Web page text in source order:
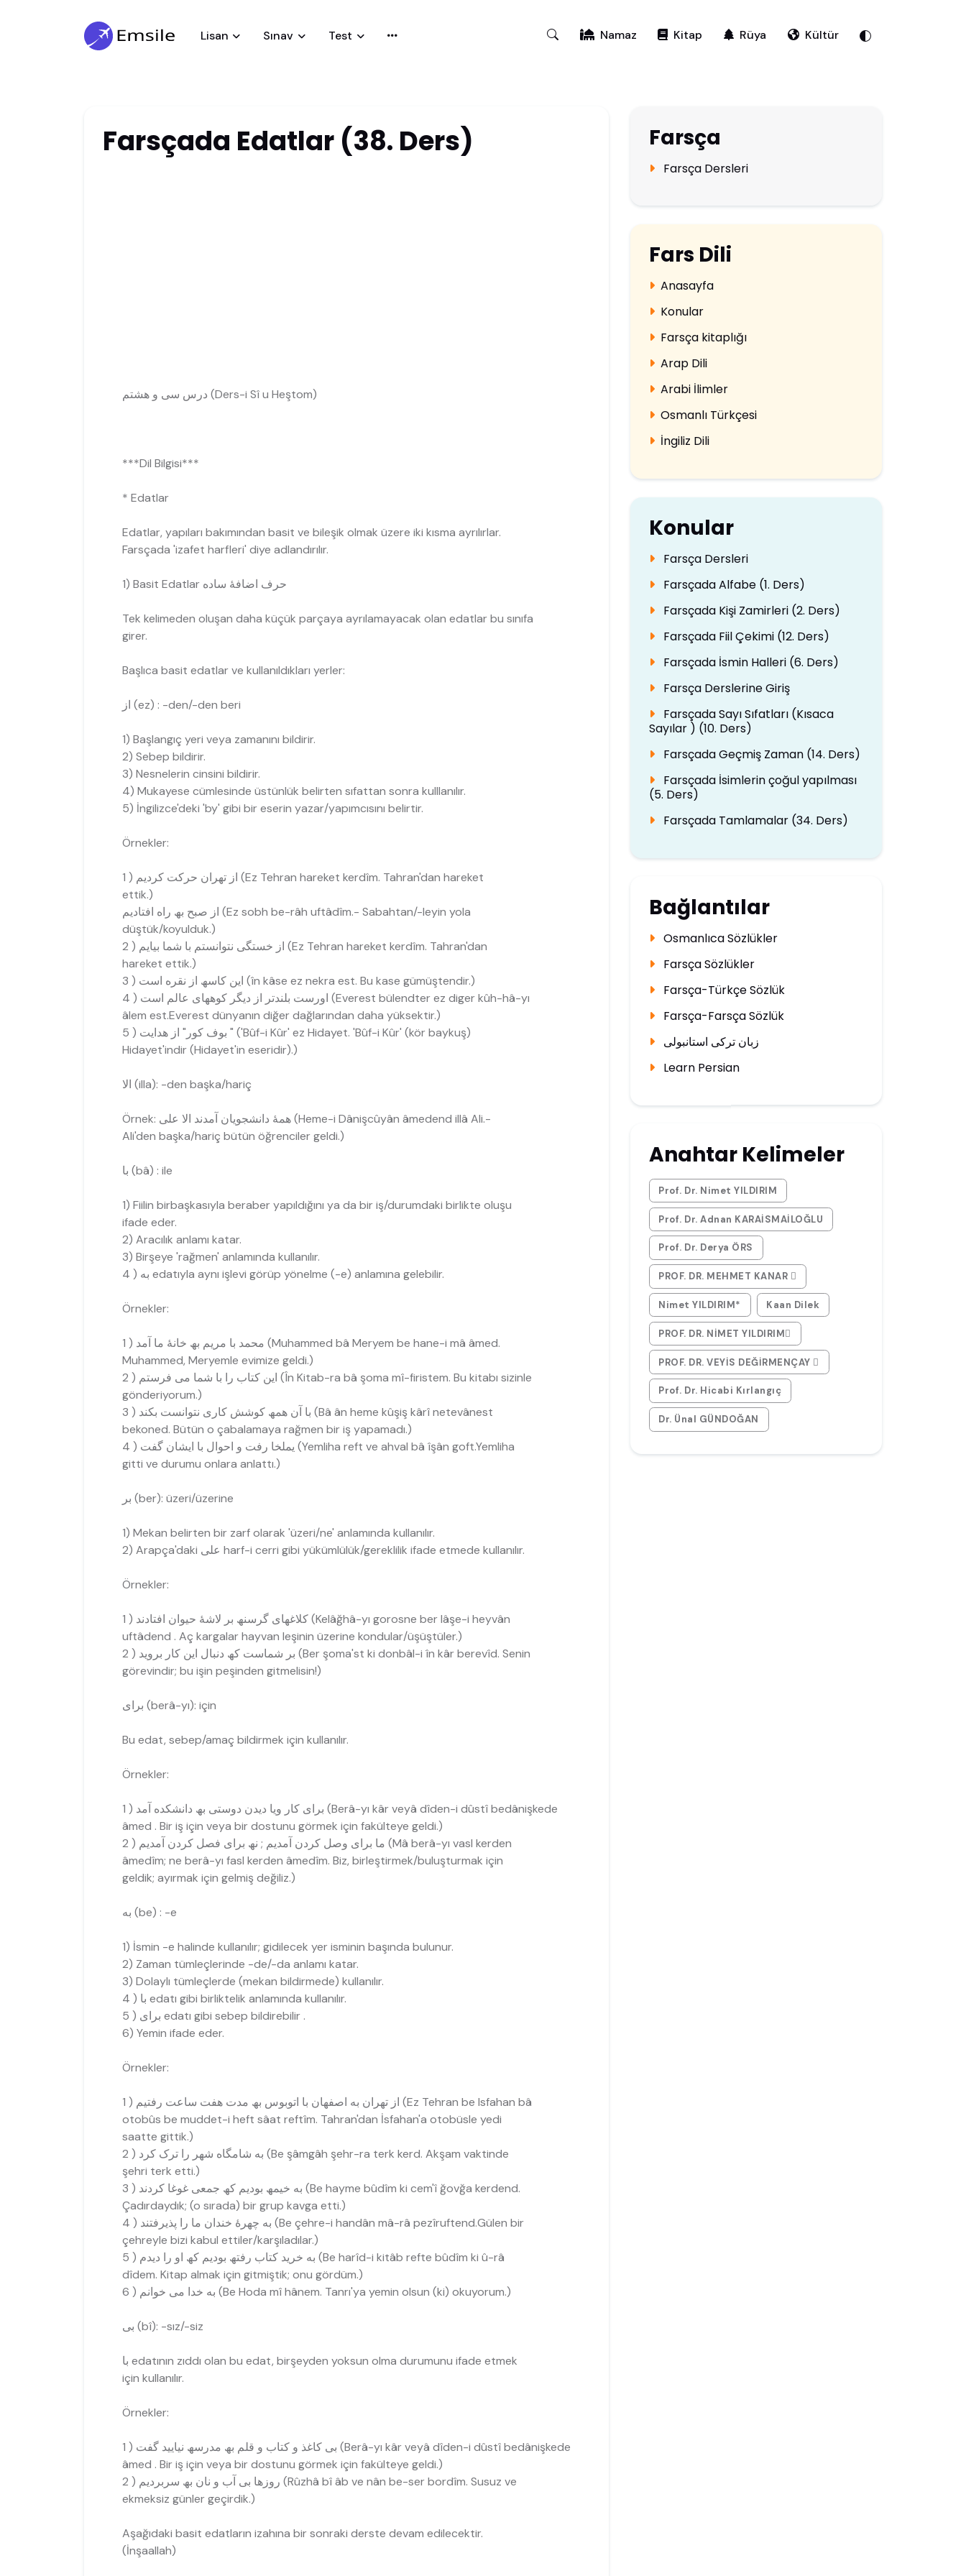
Lisan Sınav Test Namaz Kitap Rüya Kültür
Farsçada Edatlar (38. Ders)
درس سی و ھشتم (Ders-i Sî u Heştom)
***Dil Bilgisi***
* Edatlar
Edatlar, yapıları bakımından basit ve bileşik olmak üzere iki kısma ayrılırlar.
Farsçada 'izafet harfleri' diye adlandırılır.
1) Basit Edatlar حرف اضافۀ ساده
Tek kelimeden oluşan daha küçük parçaya ayrılamayacak olan edatlar bu sınıfa
girer.
Başlıca basit edatlar ve kullanıldıkları yerler:
از (ez) : -den/-den beri
1) Başlangıç yeri veya zamanını bildirir.
2) Sebep bildirir.
3) Nesnelerin cinsini bildirir.
4) Mukayese cümlesinde üstünlük belirten sıfattan sonra kulllanılır.
5) İngilizce'deki 'by' gibi bir eserin yazar/yapımcısını belirtir.
Örnekler:
از تھران حرکت کردیم ( 1 (Ez Tehran hareket kerdîm. Tahran'dan hareket
ettik.)
از صبح بھ راه افتادیم (Ez sobh be-râh uftâdîm.- Sabahtan/-leyin yola
düştük/koyulduk.)
از خستگی نتوانستم با شما بیایم ( 2 (Ez Tehran hareket kerdîm. Tahran'dan
hareket ettik.)
این کاسھ از نقره است ( 3 (în kâse ez nekra est. Bu kase gümüştendir.)
اورست بلندتر از دیگر کوھھای عالم است ( 4 (Everest bülendter ez diger kûh-hâ-yı
âlem est.Everest dünyanın diğer dağlarından daha yüksektir.)
بوف کور" از ھدایت ( 5 " ('Bûf-i Kûr' ez Hidayet. 'Bûf-i Kûr' (kör baykuş)
Hidayet'indir (Hidayet'in eseridir).)
الا (illa): -den başka/hariç
Örnek: ھمۀ دانشجویان آمدند الا علی (Heme-i Dânişcûyân âmedend illâ Ali.-
Ali'den başka/hariç bütün öğrenciler geldi.)
با (bâ) : ile
1) Fiilin birbaşkasıyla beraber yapıldığını ya da bir iş/durumdaki birlikte oluşu
ifade eder.
2) Aracılık anlamı katar.
3) Birşeye 'rağmen' anlamında kullanılır.
به ( 4 edatıyla aynı işlevi görüp yönelme (-e) anlamına gelebilir.
Örnekler:
محمد با مریم بھ خانۀ ما آمد ( 1 (Muhammed bâ Meryem be hane-i mâ âmed.
Muhammed, Meryemle evimize geldi.)
این کتاب را با شما می فرستم ( 2 (În Kitab-ra bâ şoma mî-firistem. Bu kitabı sizinle
gönderiyorum.)
با آن ھمھ کوشش کاری نتوانست بکند ( 3 (Bâ ân heme kûşiş kârî netevânest
bekoned. Bütün o çabalamaya rağmen bir iş yapamadı.)
یملخا رفت و احوال با ایشان گفت ( 4 (Yemliha reft ve ahval bâ îşân goft.Yemliha
gitti ve durumu onlara anlattı.)
بر (ber): üzeri/üzerine
1) Mekan belirten bir zarf olarak 'üzeri/ne' anlamında kullanılır.
2) Arapça'daki علی harf-i cerri gibi yükümlülük/gereklilik ifade etmede kullanılır.
Örnekler:
کلاغھای گرسنھ بر لاشۀ حیوان افتادند ( 1 (Kelâğhâ-yı gorosne ber lâşe-i heyvân
uftâdend . Aç kargalar hayvan leşinin üzerine kondular/üşüştüler.)
بر شماست کھ دنبال این کار بروید ( 2 (Ber şoma'st ki donbâl-i în kâr berevîd. Senin
görevindir; bu işin peşinden gitmelisin!)
برای (berâ-yı): için
Bu edat, sebep/amaç bildirmek için kullanılır.
Örnekler:
برای کار ویا دیدن دوستی بھ دانشکده آمد ( 1 (Berâ-yı kâr veyâ dîden-i dûstî bedânişkede
âmed . Bir iş için veya bir dostunu görmek için fakülteye geldi.)
ما برای وصل کردن آمدیم ; نھ برای فصل کردن آمدیم ( 2 (Mâ berâ-yı vasl kerden
âmedîm; ne berâ-yı fasl kerden âmedîm. Biz, birleştirmek/buluşturmak için
geldik; ayırmak için gelmiş değiliz.)
به (be) : -e
1) İsmin -e halinde kullanılır; gidilecek yer isminin başında bulunur.
2) Zaman tümleçlerinde -de/-da anlamı katar.
3) Dolaylı tümleçlerde (mekan bildirmede) kullanılır.
با ( 4 edatı gibi birliktelik anlamında kullanılır.
برای ( 5 edatı gibi sebep bildirebilir .
6) Yemin ifade eder.
Örnekler:
از تھران به اصفھان با اتوبوس بھ مدت ھفت ساعت رفتیم ( 1 (Ez Tehran be Isfahan bâ
otobûs be muddet-i heft sâat reftîm. Tahran'dan İsfahan'a otobüsle yedi
saatte gittik.)
به شامگاه شھر را ترک کرد ( 2 (Be şâmgâh şehr-ra terk kerd. Akşam vaktinde
şehri terk etti.)
به خیمھ بودیم کھ جمعی غوغا کردند ( 3 (Be hayme bûdîm ki cem'î ğovğa kerdend.
Çadırdaydık; (o sırada) bir grup kavga etti.)
به چھرۀ خندان ما را پذیرفتند ( 4 (Be çehre-i handân mâ-râ pezîruftend.Gülen bir
çehreyle bizi kabul ettiler/karşıladılar.)
به خرید کتاب رفتھ بودیم کھ او را دیدم ( 5 (Be harîd-i kitâb refte bûdîm ki û-râ
dîdem. Kitap almak için gitmiştik; onu gördüm.)
به خدا می خوانم ( 6 (Be Hoda mî hânem. Tanrı'ya yemin olsun (ki) okuyorum.)
بی (bî): -sız/-siz
با edatının zıddı olan bu edat, birşeyden yoksun olma durumunu ifade etmek
için kullanılır.
Örnekler:
بی کاغذ و کتاب و قلم بھ مدرسھ نیایید گفت ( 1 (Berâ-yı kâr veyâ dîden-i dûstî bedânişkede
âmed . Bir iş için veya bir dostunu görmek için fakülteye geldi.)
روزھا بی آب و نان بھ سربردیم ( 2 (Rûzhâ bî âb ve nân be-ser bordîm. Susuz ve
ekmeksiz günler geçirdik.)
Aşağıdaki basit edatların izahına bir sonraki derste devam edilecektir.
(İnşaallah)
Farsça
Farsça Dersleri
Fars Dili
Anasayfa
Konular
Farsça kitaplığı
Arap Dili
Arabi İlimler
Osmanlı Türkçesi
İngiliz Dili
Konular
Farsça Dersleri
Farsçada Alfabe (1. Ders)
Farsçada Kişi Zamirleri (2. Ders)
Farsçada Fiil Çekimi (12. Ders)
Farsçada İsmin Halleri (6. Ders)
Farsça Derslerine Giriş
Farsçada Sayı Sıfatları (Kısaca
Sayılar ) (10. Ders)
Farsçada Geçmiş Zaman (14. Ders)
Farsçada İsimlerin çoğul yapılması
(5. Ders)
Farsçada Tamlamalar (34. Ders)
Bağlantılar
Osmanlıca Sözlükler
Farsça Sözlükler
Farsça-Türkçe Sözlük
Farsça-Farsça Sözlük
زبان ترکی استانبولی
Learn Persian
Anahtar Kelimeler
Prof. Dr. Nimet YILDIRIM
Prof. Dr. Adnan KARAİSMAİLOĞLU
Prof. Dr. Derya ÖRS
PROF. DR. MEHMET KANAR 
Nimet YILDIRIM* Kaan Dilek
PROF. DR. NİMET YILDIRIM
PROF. DR. VEYİS DEĞİRMENÇAY 
Prof. Dr. Hicabi Kırlangıç
Dr. Ünal GÜNDOĞAN